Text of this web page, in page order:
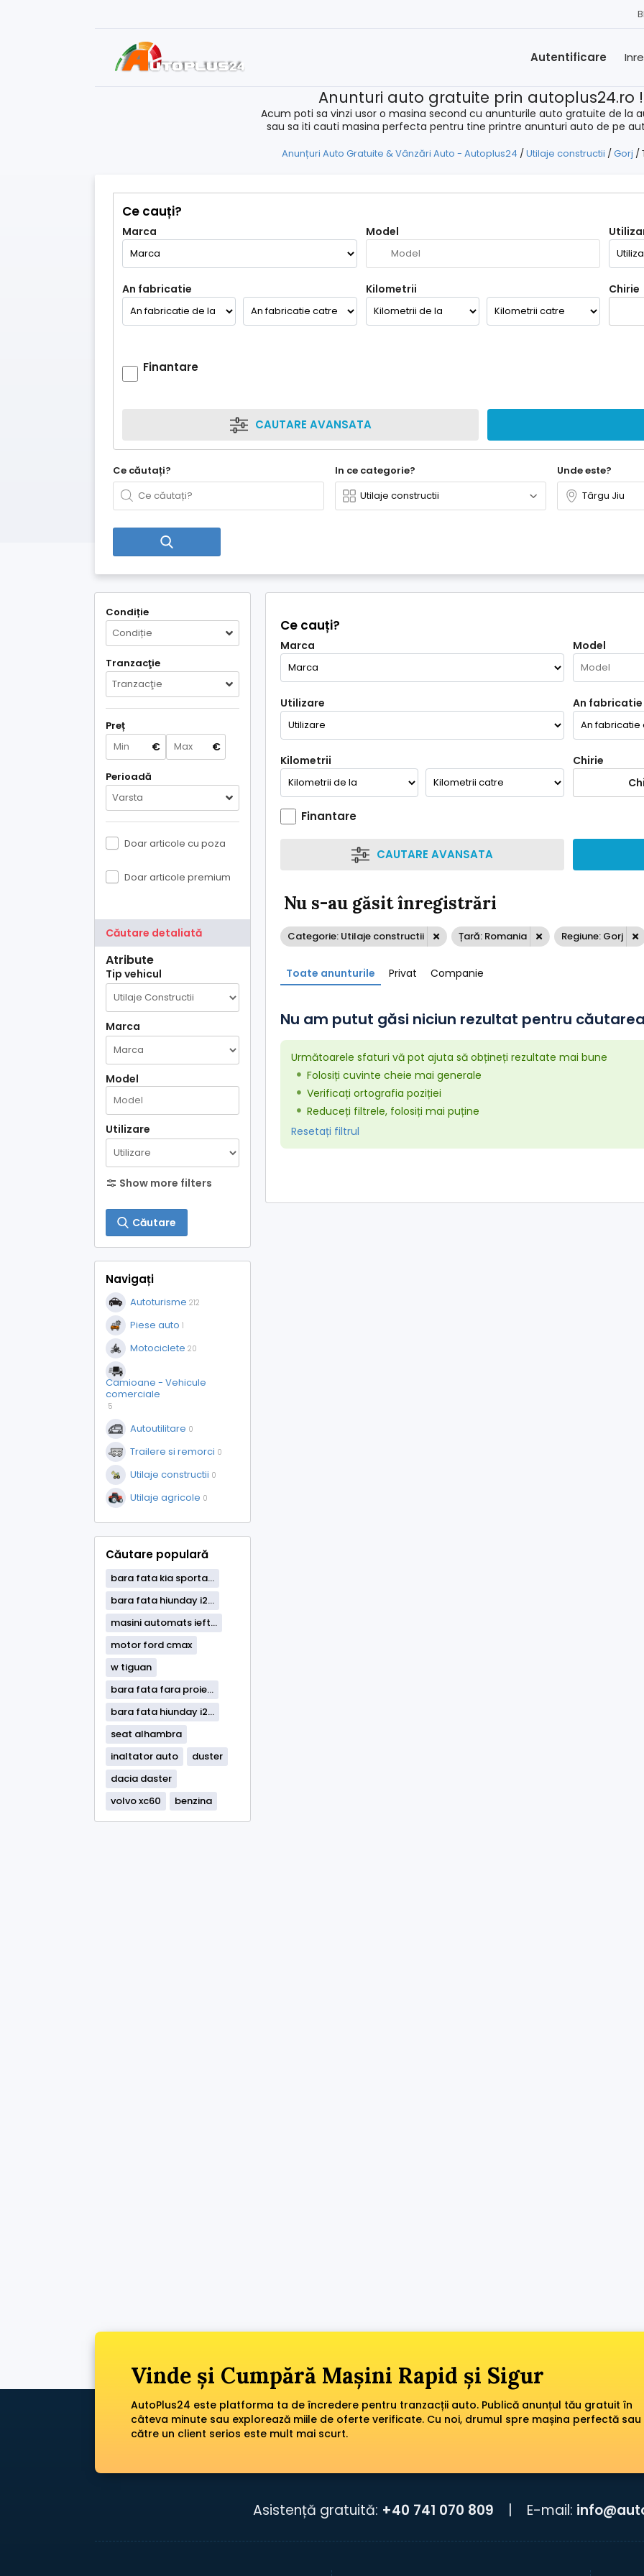
Autentificare
Anunturi auto gratuite prin autoplus24.ro !
Acum poti sa vinzi usor o masina second cu anunturile auto gratuite de la
sau sa iti cauti masina perfecta pentru tine printre anunturi auto de pe
Anunțuri Auto Gratuite & Vânzări Auto - Autoplus24 /Utilaje constructii /Gorj /
Ce cauți?
Marca Model
An fabricatie Kilometrii
Chirie
Finantare
CAUTARE AVANSATA
Ce căutați? In ce categorie? Unde este?
Condiție
Condiție
Tranzacţie
Tranzacţie
Preț
€ €
Perioadă
Varsta
Doar articole cu poza
Doar articole premium
Căutare detaliată
Atribute
Tip vehicul
Marca
Model
Utilizare
Show more filters
Căutare
Navigați
Autoturisme 212
Piese auto 1
Motociclete 20
Camioane - Vehicule
comerciale
5
Autoutilitare 0
Trailere si remorci 0
Utilaje constructii 0
Utilaje agricole 0
Căutare populară
bara fata kia sporta...
bara fata hiunday i2...
masini automats ieft...
motor ford cmax
w tiguan
bara fata fara proie...
bara fata hiunday i2...
seat alhambra
inaltator auto
duster
dacia daster
volvo xc60
benzina
Ce cauți?
Marca Model
Utilizare An fabricatie
Kilometrii
Chirie
Finantare
CAUTARE AVANSATA
Nu s-au găsit înregistrări
Categorie: Utilaje constructii Țară: Romania Regiune: Gorj
Toate anunturile Privat Companie
Nu am putut găsi niciun rezultat pentru
Următoarele sfaturi vă pot ajuta să obțineți rezultate mai bune
Folosiți cuvinte cheie mai generale
Verificați ortografia poziției
Reduceți filtrele, folosiți mai puține
Resetați filtrul
Vinde și Cumpără Mașini Rapid și Sigur
AutoPlus24 este platforma ta de încredere pentru tranzacții auto. Publică anunțul tău gratuit în
câteva minute sau explorează miile de oferte verificate. Cu noi, drumul spre mașina perfectă sau
către un client serios este mult mai scurt.
Asistență gratuită: +40 741 070 809 E-mail: